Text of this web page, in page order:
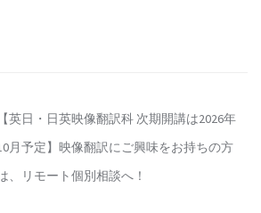
【英日・日英映像翻訳科 次期開講は2026年
月予定】映像翻訳にご興味をお持ちの方
、リモート個別相談へ！